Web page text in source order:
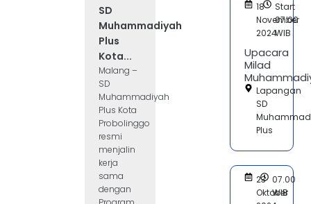
SD
Muhammadiyah
Plus
Kota...
Malang –
SD
Muhammadiyah
Plus Kota
Probolinggo
resmi
menjalin
kerja
sama
dengan
18
November
2024
Start
07:00
WIB
Upacara
Milad
Lapangan
SD
Plus
23
Oktober
07.00
WIB